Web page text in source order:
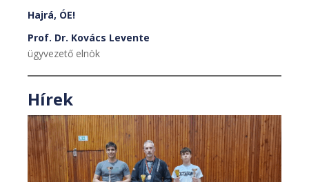
Hajrá, ÓE!
Prof. Dr. Kovács Levente
ügyvezető elnök
Hírek